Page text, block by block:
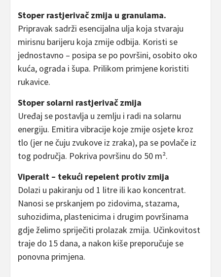
Stoper rastjerivač zmija u granulama.
Pripravak sadrži esencijalna ulja koja stvaraju
mirisnu barijeru koja zmije odbija. Koristi se
jednostavno – posipa se po površini, osobito oko
kuća, ograda i šupa. Prilikom primjene koristiti
rukavice.
Stoper solarni rastjerivač zmija
Uređaj se postavlja u zemlju i radi na solarnu
energiju. Emitira vibracije koje zmije osjete kroz
tlo (jer ne čuju zvukove iz zraka), pa se povlače iz
tog područja. Pokriva površinu do 50 m².
Viperalt – tekući repelent protiv zmija
Dolazi u pakiranju od 1 litre ili kao koncentrat.
Nanosi se prskanjem po zidovima, stazama,
suhozidima, plastenicima i drugim površinama
gdje želimo spriječiti prolazak zmija. Učinkovitost
traje do 15 dana, a nakon kiše preporučuje se
ponovna primjena.